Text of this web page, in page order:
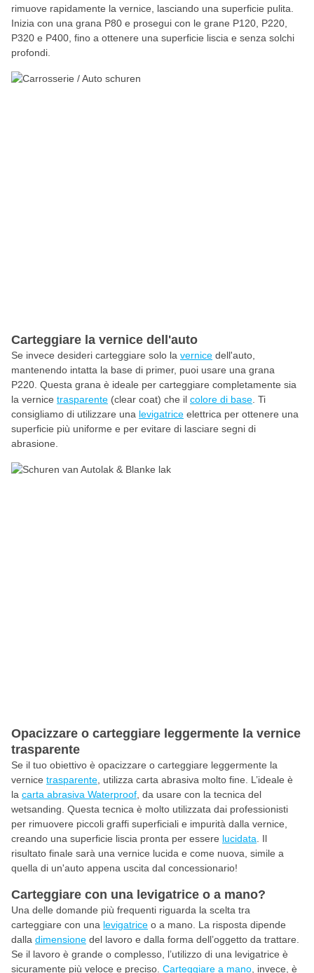
rimuove rapidamente la vernice, lasciando una superficie pulita.
Inizia con una grana P80 e prosegui con le grane P120, P220,
P320 e P400, fino a ottenere una superficie liscia e senza solchi
profondi.
Carteggiare la vernice dell'auto
Se invece desideri carteggiare solo la vernice dell'auto,
mantenendo intatta la base di primer, puoi usare una grana
P220. Questa grana è ideale per carteggiare completamente sia
la vernice trasparente (clear coat) che il colore di base . Ti
consigliamo di utilizzare una levigatrice elettrica per ottenere una
superficie più uniforme e per evitare di lasciare segni di
abrasione.
Opacizzare o carteggiare leggermente la vernice
trasparente
Se il tuo obiettivo è opacizzare o carteggiare leggermente la
vernice trasparente , utilizza carta abrasiva molto fine. L’ideale è
la carta abrasiva Waterproof , da usare con la tecnica del
wetsanding. Questa tecnica è molto utilizzata dai professionisti
per rimuovere piccoli graffi superficiali e impurità dalla vernice,
creando una superficie liscia pronta per essere lucidata . Il
risultato finale sarà una vernice lucida e come nuova, simile a
quella di un'auto appena uscita dal concessionario!
Carteggiare con una levigatrice o a mano?
Una delle domande più frequenti riguarda la scelta tra
carteggiare con una levigatrice o a mano. La risposta dipende
dalla dimensione del lavoro e dalla forma dell’oggetto da trattare.
Se il lavoro è grande o complesso, l’utilizzo di una levigatrice è
sicuramente più veloce e preciso. Carteggiare a mano , invece, è